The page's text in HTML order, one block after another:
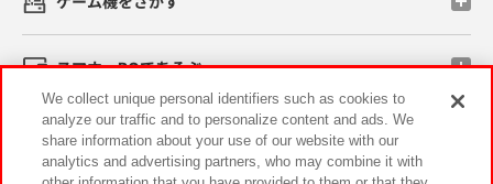
スマホ・PCであそぶ
イベント・キャンペーン
We collect unique personal identifiers such as cookies to
analyze our traffic and to personalize content and ads. We
share information about your use of our website with our
analytics and advertising partners, who may combine it with